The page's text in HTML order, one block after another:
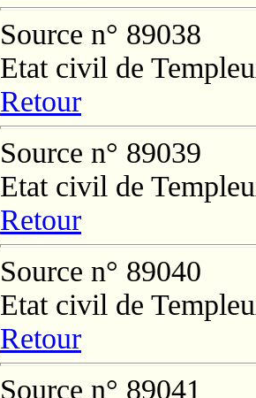
Source n° 89038
Etat civil de
Retour
Source n° 89039
Etat civil de
Retour
Source n° 89040
Etat civil de
Retour
Source n° 89041